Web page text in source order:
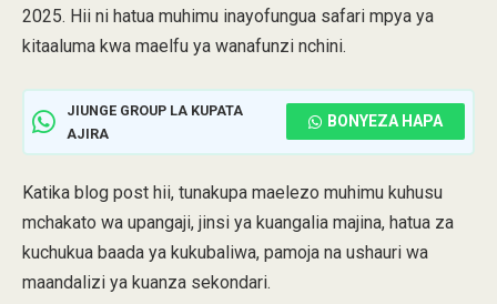
2025. Hii ni hatua muhimu inayofungua safari mpya ya
kitaaluma kwa maelfu ya wanafunzi nchini.
JIUNGE GROUP LA KUPATA
AJIRA
BONYEZA HAPA
Katika blog post hii, tunakupa maelezo muhimu kuhusu
mchakato wa upangaji, jinsi ya kuangalia majina, hatua za
kuchukua baada ya kukubaliwa, pamoja na ushauri wa
maandalizi ya kuanza sekondari.